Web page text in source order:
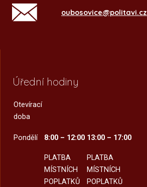
oubosovice@politavi.cz
Úřední hodiny
Otevírací
doba
Pondělí 8:00 – 12:00
PLATBA
MÍSTNÍCH
POPLATKŮ
13:00 – 17:00
PLATBA
MÍSTNÍCH
POPLATKŮ